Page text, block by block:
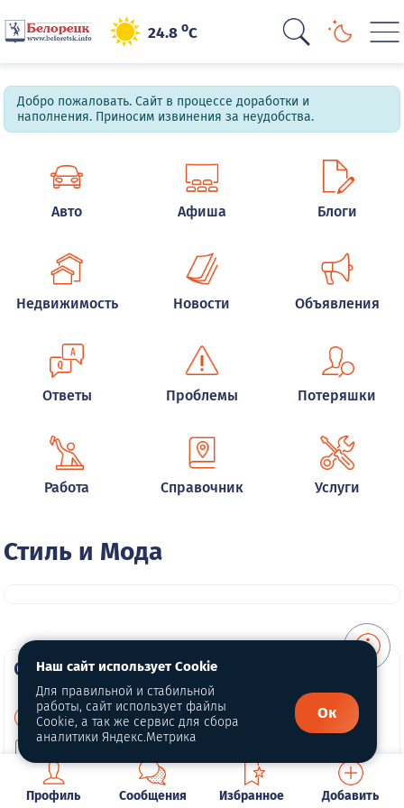
24.8oC
Добро пожаловать. Сайт в процессе доработки и
наполнения. Приносим извинения за неудобства.
Авто Афиша Блоги
Недвижимость Новости Объявления
Ответы Проблемы Потеряшки
Работа Справочник Услуги
Стиль и Мода
О портале
О нас
Для правообладателей
Политика конфиденциальности
Профиль Сообщения Избранное Добавить
Наш сайт использует Cookie
Для правильной и стабильной
работы, сайт использует файлы
Cookie, а так же сервис для сбора
аналитики Яндекс.Метрика
Ок